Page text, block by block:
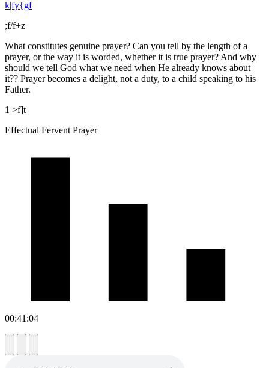
k|fy{gf
;f/f+z
What constitutes genuine prayer? Can you tell by the length of a
prayer, or the way it is worded, whether it is true prayer? And why
should we tell God what we need when He already knows about
it?? Prayer becomes a delight, not a duty, to a child speaking to his
Father.
1 >f]t
Effectual Fervent Prayer
00:41:04